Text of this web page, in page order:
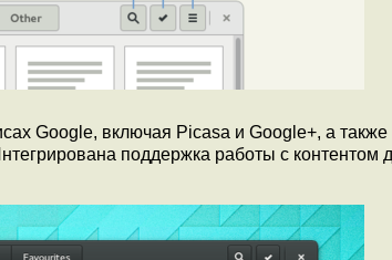
Google, включая Picasa и Google+, а также
поддержка работы с контентом